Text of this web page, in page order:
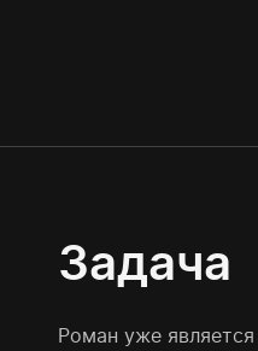
Задача
Роман уже